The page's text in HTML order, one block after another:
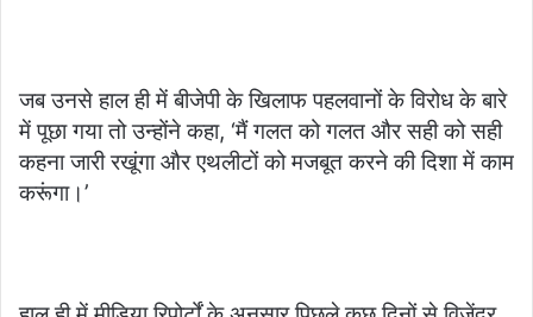
जब उनसे हाल ही में बीजेपी के खिलाफ पहलवानों के विरोध के बारे
में पूछा गया तो उन्होंने कहा, ‘मैं गलत को गलत और सही को सही
कहना जारी रखूंगा और एथलीटों को मजबूत करने की दिशा में काम
करूंगा।’